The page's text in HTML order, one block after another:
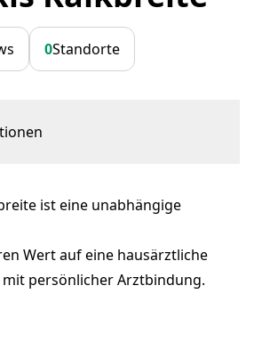
0Standorte
ist eine unabhängige
Wert auf eine hausärztliche
persönlicher Arztbindung.